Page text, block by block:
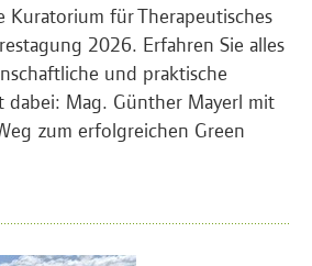
Kuratorium für Therapeutisches
2026. Erfahren Sie alles
und praktische
Mag. Günther Mayerl mit
zum erfolgreichen Green